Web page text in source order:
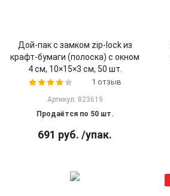
Дой-пак с замком zip-lock из
крафт-бумаги (полоска) с окном
4 см, 10×15×3 cм, 50 шт.
1 отзыв
Артикул: 823619
Продаётся по 50 шт.
691 руб. /упак.